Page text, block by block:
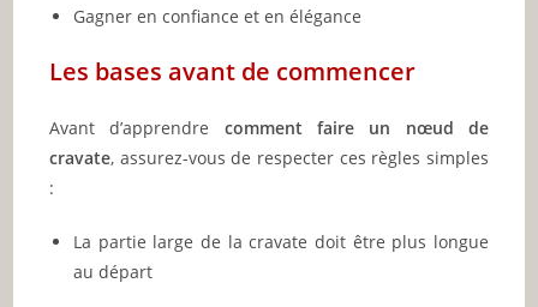
Gagner en confiance et en élégance
Les bases avant de commencer
Avant d’apprendre comment faire un nœud de
cravate, assurez-vous de respecter ces règles simples
:
La partie large de la cravate doit être plus longue
au départ